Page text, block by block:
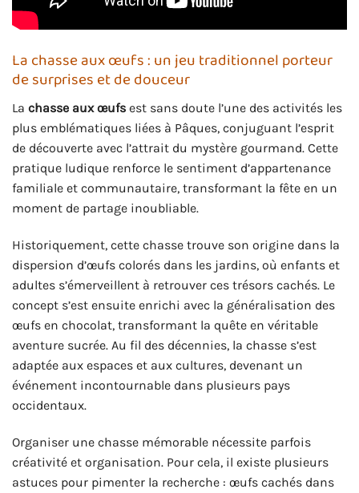
La chasse aux œufs : un jeu traditionnel porteur
de surprises et de douceur
La chasse aux œufs est sans doute l’une des activités les
plus emblématiques liées à Pâques, conjuguant l’esprit
de découverte avec l’attrait du mystère gourmand. Cette
pratique ludique renforce le sentiment d’appartenance
familiale et communautaire, transformant la fête en un
moment de partage inoubliable.
Historiquement, cette chasse trouve son origine dans la
dispersion d’œufs colorés dans les jardins, où enfants et
adultes s’émerveillent à retrouver ces trésors cachés. Le
concept s’est ensuite enrichi avec la généralisation des
œufs en chocolat, transformant la quête en véritable
aventure sucrée. Au fil des décennies, la chasse s’est
adaptée aux espaces et aux cultures, devenant un
événement incontournable dans plusieurs pays
occidentaux.
Organiser une chasse mémorable nécessite parfois
créativité et organisation. Pour cela, il existe plusieurs
astuces pour pimenter la recherche : œufs cachés dans